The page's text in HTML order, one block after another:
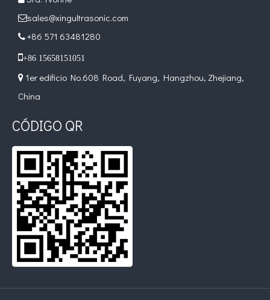
Tratamiento ultrasónico de metales fundidos
La aplicación de la ultrasónica en la industria de la costura refleja
La tecnología de atomización por ultrasonido es un método eficiente
sales@xingultrasonic.com
 +86 571 63481280
+86 15658151051
 1er edificio No.608 Road, Fuyang, Hangzhou, Zhejiang,
China
CÓDIGO QR